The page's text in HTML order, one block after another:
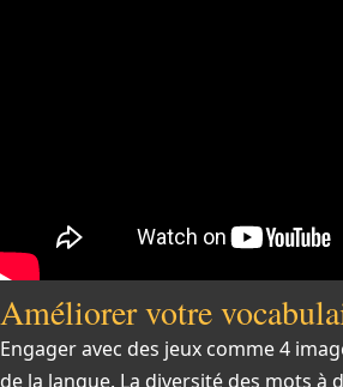
Améliorer votre
Engager avec des jeux comme 4
de la langue. La diversité des mots